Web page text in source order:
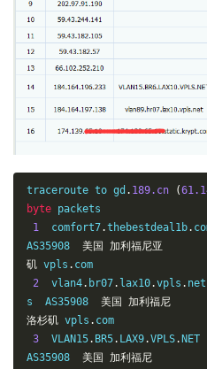
traceroute to gd . 189.cn (
byte packets
1
  comfort7
.thebestdeal1b.
AS35908 美国 加利福尼亚
矶 vpls . com
2
  vlan4
. br07. lax10.vpls . net
s  AS35908 美国 加利福尼
洛杉矶 vpls . com
3
  VLAN15
. BR5. LAX9.VPLS. NET
AS35908 美国 加利福尼